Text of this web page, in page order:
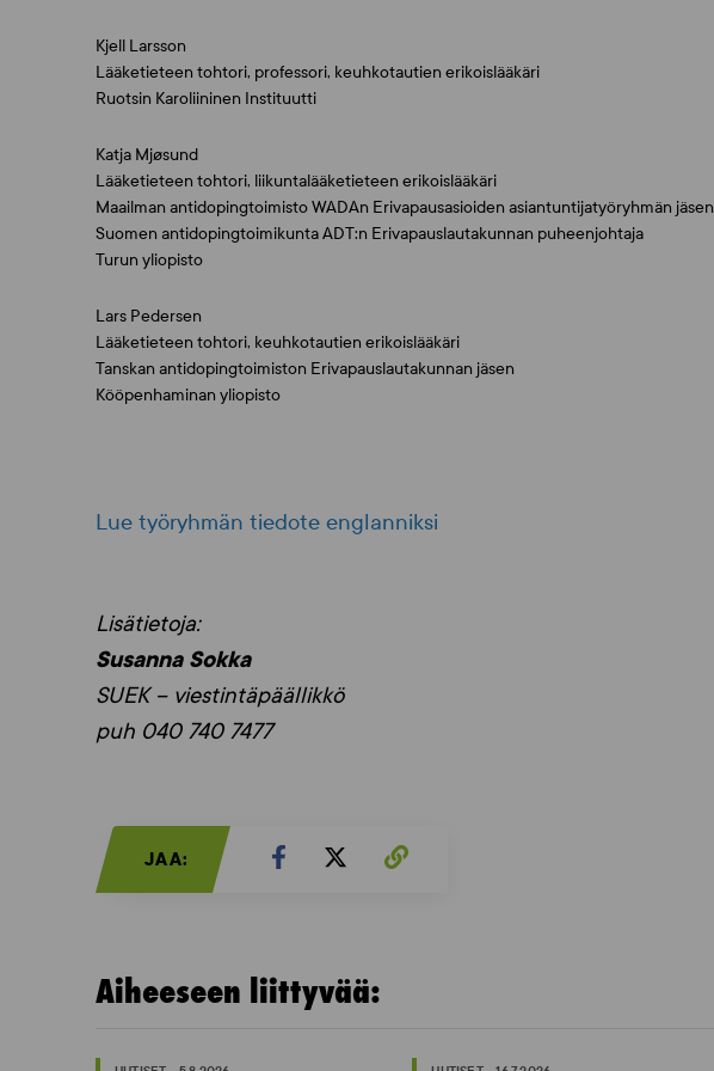
Kjell Larsson
Lääketieteen tohtori, professori, keuhkotautien erikoislääkäri
Ruotsin Karoliininen Instituutti
Katja Mjøsund
Lääketieteen tohtori, liikuntalääketieteen erikoislääkäri
Maailman antidopingtoimisto WADAn Erivapausasioiden asiantuntijatyöryhmän jäsen
Suomen antidopingtoimikunta ADT:n Erivapauslautakunnan puheenjohtaja
Turun yliopisto
Lars Pedersen
Lääketieteen tohtori, keuhkotautien erikoislääkäri
Tanskan antidopingtoimiston Erivapauslautakunnan jäsen
Kööpenhaminan yliopisto
Lue työryhmän tiedote englanniksi
Lisätietoja:
Susanna Sokka
SUEK – viestintäpäällikkö
puh 040 740 7477
JAA:
Aiheeseen liittyvää: